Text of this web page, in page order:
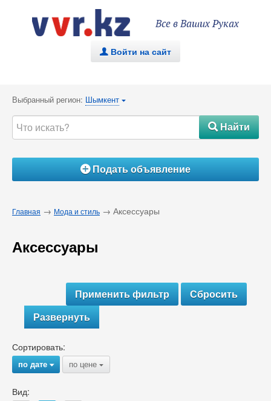
Все в Ваших Руках
. Войти на сайт
Выбранный регион: Шымкент {
#Найти
ÁПодать объявление
Главная → Мода и стиль → Аксессуары
Аксессуары
Развернуть
Сортировать:
по дате{ по цене {
Вид: